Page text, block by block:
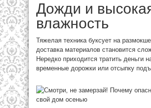
Дожди и
влажность
Тяжелая техника буксует на
доставка материалов становится
Нередко приходится тратить деньги
временные дорожки или отсыпку